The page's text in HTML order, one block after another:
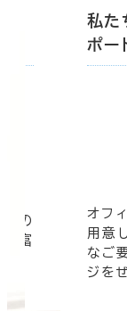
の
豊富
私た
ポー
オフ
用意
なご
ジを